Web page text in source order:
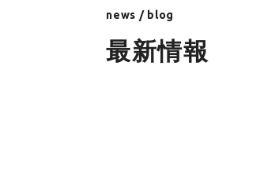
news / blog
最新情報